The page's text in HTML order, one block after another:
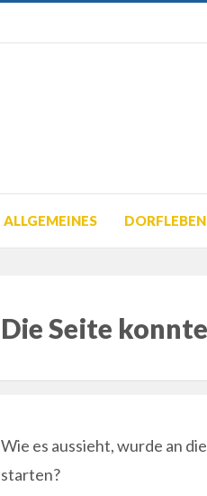
ALLGEMEINES DORFLEBEN
Die Seite
Wie es aussieht, wurde an
starten?